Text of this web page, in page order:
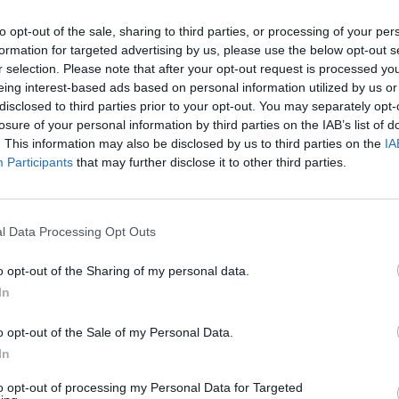
opt-out of the sale, sharing to third parties, or processing of your
for targeted advertising by us, please use the below opt-out
selection. Please note that after your opt-out request is processed
interest-based ads based on personal information utilized by us
to third parties prior to your opt-out. You may separately
of your personal information by third parties on the IAB’s list of
This information may also be disclosed by us to third parties on the
Participants that may further disclose it to other third parties.
Data Processing Opt Outs
opt-out of the Sharing of my personal data.
opt-out of the Sale of my Personal Data.
opt-out of processing my Personal Data for Targeted
θέματα, αρμοδιότητας του Υπουργείου
των υποδομών και των παρεχόμενων
πλαίσιο διαχείρισης και λειτουργίας της.
για την εγκατάσταση περισσότερων
και τρόποι αντιμετώπισης των
νόμο περί ανωνύμων εταιριών,
των επιχειρήσεων, θέματα
εμποδίων στον εξαγωγικό τομέα,
κλπ.
Υφυπουργός αναφέρθηκε στη βαρύτητα
και το συνδυασμό πολιτικών και